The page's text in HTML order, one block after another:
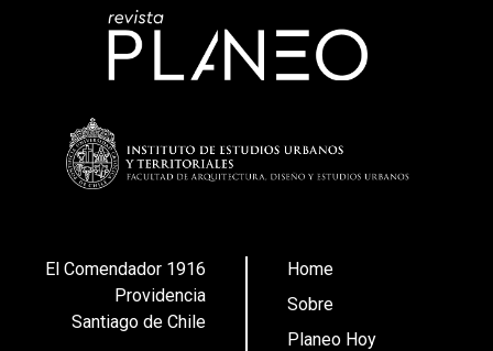
El Comendador 1916
Providencia
Santiago de Chile
Home
Sobre
Planeo Hoy